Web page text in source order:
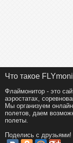
Что такое
Флаймонитор - это
аэростатах,
Мы организуем
полетов, даем
полеты.
Поделись с друзьями!